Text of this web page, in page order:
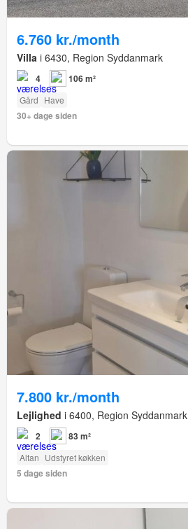
6.760 kr./month
Villa i 6430, Region Syddanmark
4 106 m²
Gård Have
30+ dage siden
7.800 kr./month
Lejlighed i 6400, Region Syddanmark
2 83 m²
Altan Udstyret køkken
5 dage siden